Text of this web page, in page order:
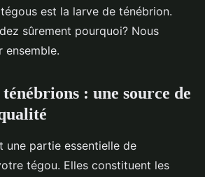
•5 min de lecture
est la larve de ténébrion.
sûrement pourquoi? Nous
ensemble.
: une source de
une partie essentielle de
tégou. Elles constituent les